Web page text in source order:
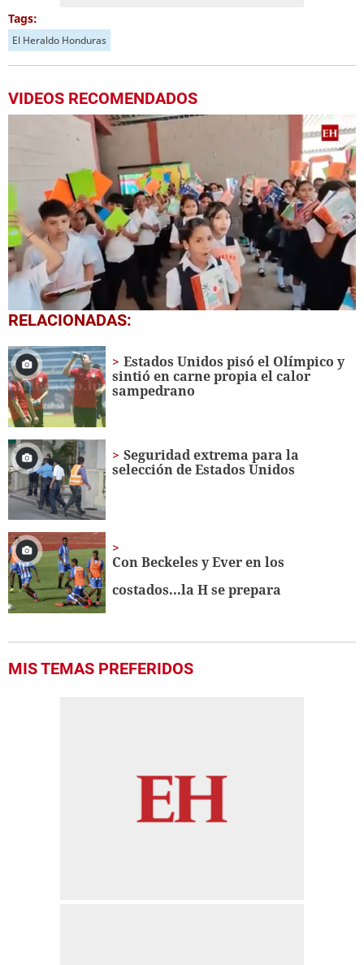
Tags:
El Heraldo Honduras
VIDEOS RECOMENDADOS
0
seconds
1
minute,
56
seconds
RELACIONADAS:
Estados Unidos pisó el Olímpico y
sintió en carne propia el calor
sampedrano
Seguridad extrema para la
selección de Estados Unidos
Con Beckeles y Ever en los
costados...la H se prepara
MIS TEMAS PREFERIDOS